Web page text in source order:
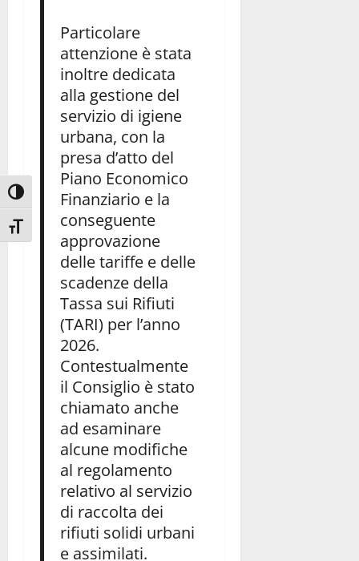
Attiva/disattiva alto contrasto
Attiva/disattiva dimensione testo
Particolare
attenzione è stata
inoltre dedicata
alla gestione del
servizio di igiene
urbana, con la
presa d’atto del
Piano Economico
Finanziario e la
conseguente
approvazione
delle tariffe e delle
scadenze della
Tassa sui Rifiuti
(TARI) per l’anno
2026.
Contestualmente
il Consiglio è stato
chiamato anche
ad esaminare
alcune modifiche
al regolamento
relativo al servizio
di raccolta dei
rifiuti solidi urbani
e assimilati.